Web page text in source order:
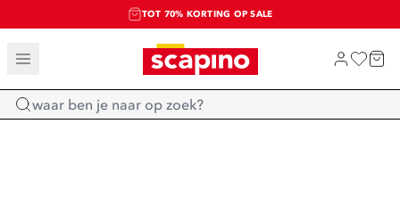
TOT 70% KORTING OP SALE
SALE: LAATSTE KANS!
SHOP NIEUW
Home